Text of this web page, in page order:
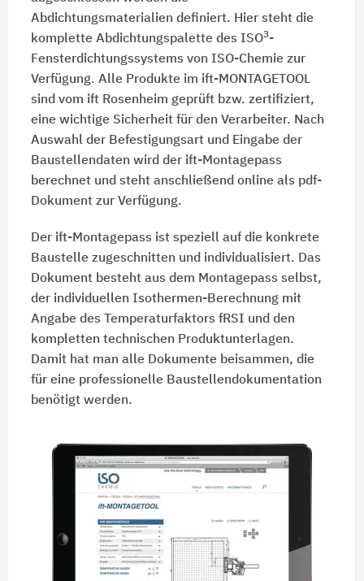
Abdichtungsmaterialien definiert. Hier steht die
komplette Abdichtungspalette des ISO3-
Fensterdichtungssystems von ISO-Chemie zur
Verfügung. Alle Produkte im ift-MONTAGETOOL
sind vom ift Rosenheim geprüft bzw. zertifiziert,
eine wichtige Sicherheit für den Verarbeiter. Nach
Auswahl der Befestigungsart und Eingabe der
Baustellendaten wird der ift-Montagepass
berechnet und steht anschließend online als pdf-
Dokument zur Verfügung.
Der ift-Montagepass ist speziell auf die konkrete
Baustelle zugeschnitten und individualisiert. Das
Dokument besteht aus dem Montagepass selbst,
der individuellen Isothermen-Berechnung mit
Angabe des Temperaturfaktors fRSI und den
kompletten technischen Produktunterlagen.
Damit hat man alle Dokumente beisammen, die
für eine professionelle Baustellendokumentation
benötigt werden.